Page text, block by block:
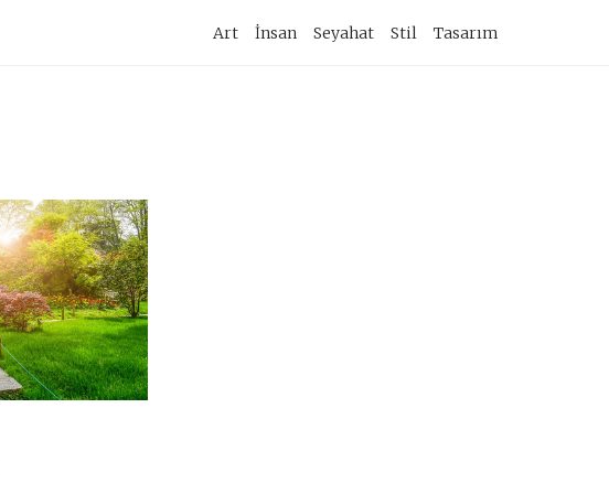
Art İnsan Seyahat Stil Tasarım